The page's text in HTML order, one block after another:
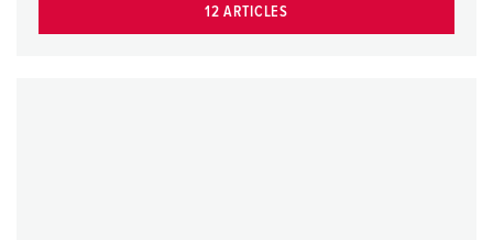
12 ARTICLES